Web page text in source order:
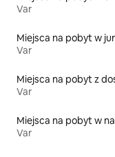
Var
Miejsca na pobyt w
Var
Var
Var